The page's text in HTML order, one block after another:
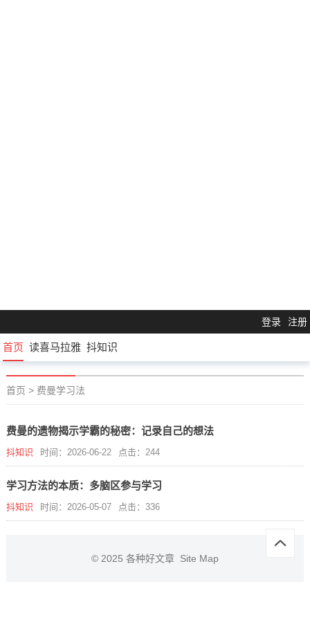
登录 注册
首页 读喜马拉雅 抖知识
首页 > 费曼学习法
费曼的遗物揭示学霸的秘密：记录自己的想法
抖知识 时间：2026-06-22 点击：244
学习方法的本质：多脑区参与学习
抖知识 时间：2026-05-07 点击：336
© 2025 各种好文章 Site Map